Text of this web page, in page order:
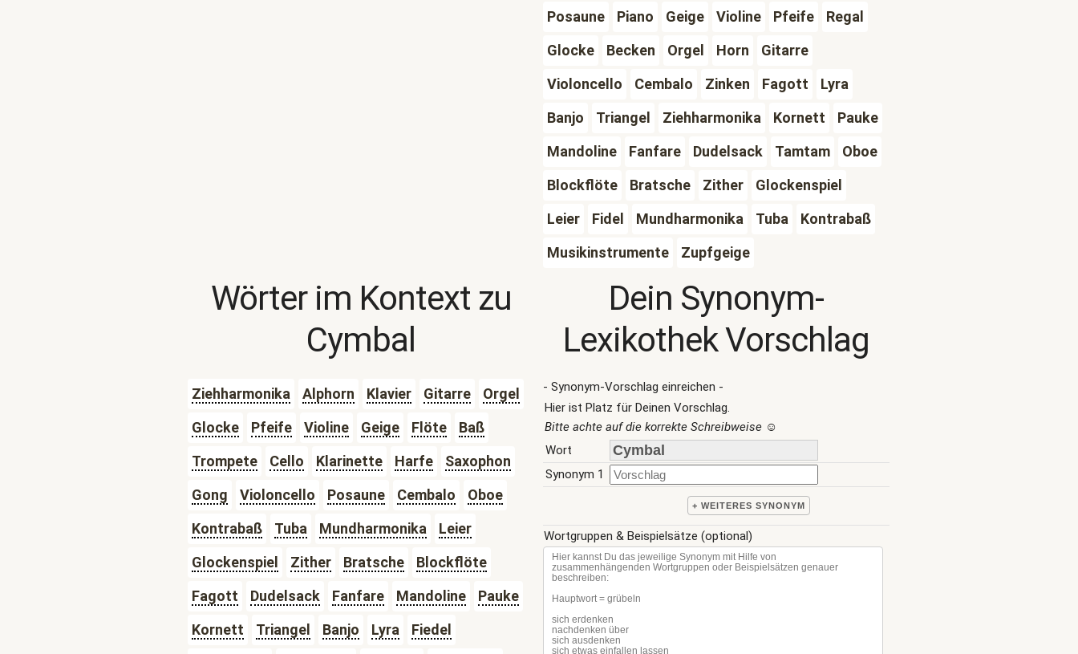
Posaune
Piano Geige Violine Pfeife
Regal
Glocke
Becken Orgel Horn
Gitarre
Violoncello
Cembalo Zinken Fagott
Lyra
Banjo
Triangel Ziehharmonika Kornett
Pauke
Mandoline
Fanfare Dudelsack Tamtam
Oboe
Blockflöte
Bratsche Zither
Glockenspiel
Leier
Fidel Mundharmonika Tuba
Kontrabaß
Musikinstrumente
Zupfgeige
Wörter im Kontext zu
Cymbal
Ziehharmonika Alphorn Klavier Gitarre
Orgel
Glocke
Pfeife Violine Geige Flöte
Baß
Trompete
Cello Klarinette Harfe
Saxophon
Gong
Violoncello Posaune Cembalo
Oboe
Kontrabaß
Tuba Mundharmonika
Leier
Glockenspiel
Zither Bratsche
Blockflöte
Fagott
Dudelsack Fanfare Mandoline
Pauke
Kornett
Triangel Banjo Lyra
Fiedel
Dein Synonym-
Lexikothek Vorschlag
- Synonym-Vorschlag einreichen -
Hier ist Platz für Deinen Vorschlag.
Bitte achte auf die korrekte Schreibweise☺
Wort
Synonym 1
+ WEITERES SYNONYM
Wortgruppen & Beispielsätze (optional)